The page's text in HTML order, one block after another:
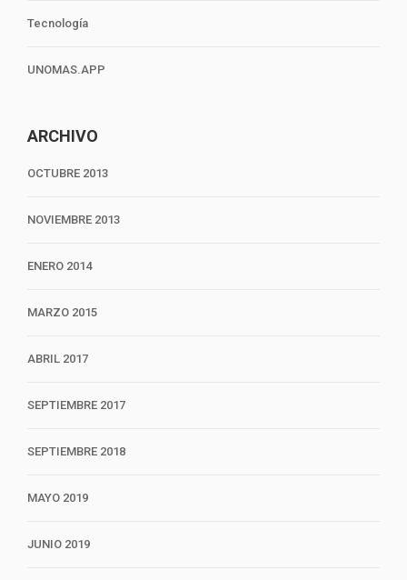
Tecnología
UNOMAS.APP
ARCHIVO
OCTUBRE 2013
NOVIEMBRE 2013
ENERO 2014
MARZO 2015
ABRIL 2017
SEPTIEMBRE 2017
SEPTIEMBRE 2018
MAYO 2019
JUNIO 2019